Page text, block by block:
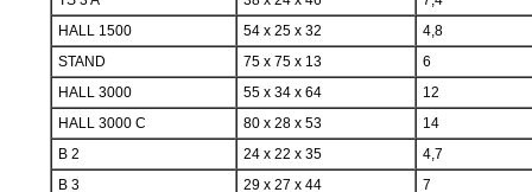
HALL 1500
54 x 25 x 32
4,8
STAND
75 x 75 x 13
6
HALL 3000
55 x 34 x 64
12
HALL 3000 C
80 x 28 x 53
14
B 2
24 x 22 x 35
4,7
B 3
29 x 27 x 44
7